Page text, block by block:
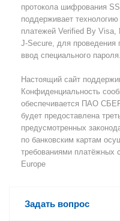
протокола шифрования
поддерживает технологию
платежей Verified By Visa,
J-Secure, для проведения
ввод специального пароля.
Настоящий сайт
Конфиденциальность
обеспечивается ПАО
будет предоставлена
предусмотренных
по банковским картам
требованиями платёжных
Europe
Задать вопрос